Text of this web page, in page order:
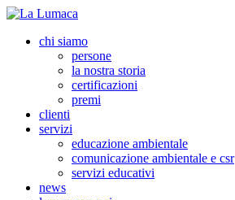
chi siamo
persone
la nostra storia
certificazioni
premi
clienti
servizi
educazione ambientale
comunicazione ambientale e csr
servizi educativi
news